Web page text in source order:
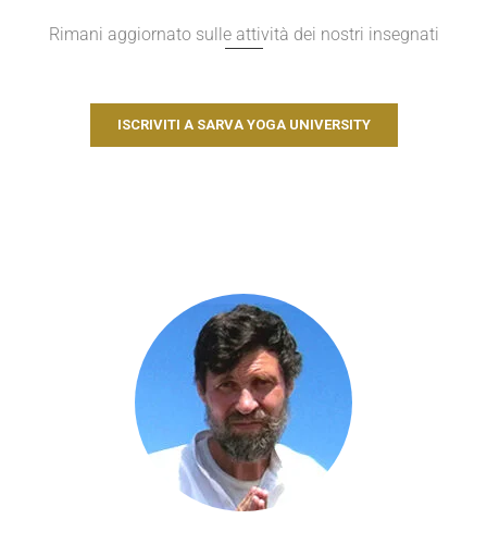
Rimani aggiornato sulle attività dei nostri insegnati
ISCRIVITI A SARVA YOGA UNIVERSITY